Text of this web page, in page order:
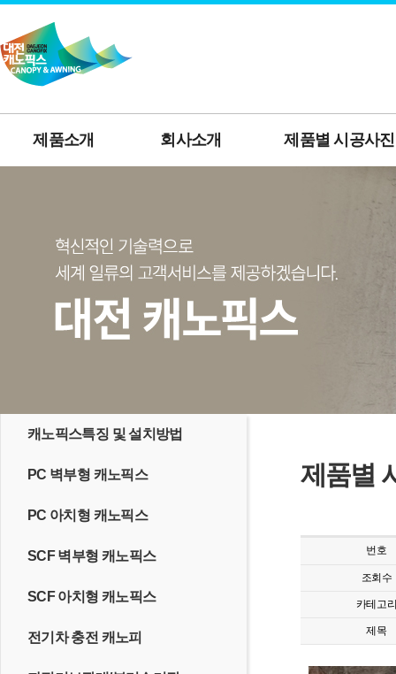
제품소개 회사소개 제품별 시공사진
캐노픽스특징 및 설치방법
PC 벽부형 캐노픽스
PC 아치형 캐노픽스
SCF 벽부형 캐노픽스
SCF 아치형 캐노픽스
전기차 충전 캐노피
제품별
번호
조회수
카테고
제목